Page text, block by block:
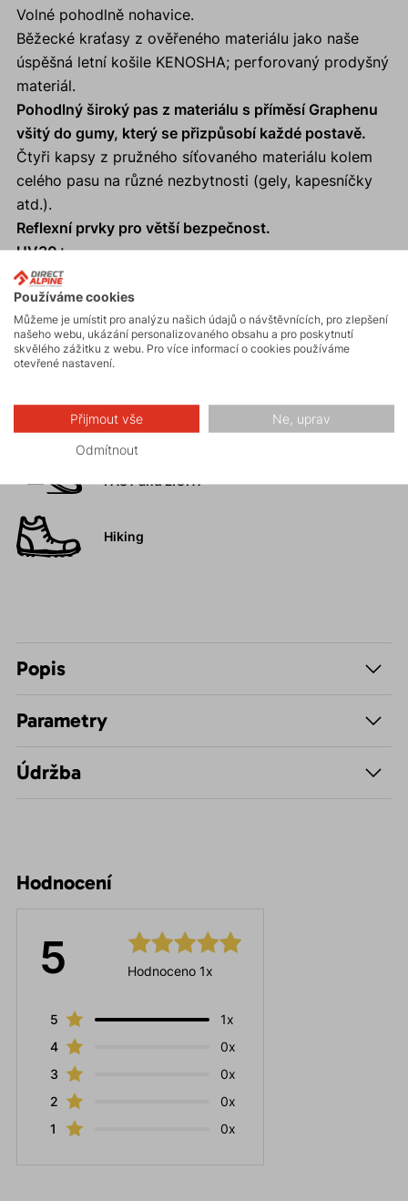
Volné pohodlně nohavice.
Běžecké kraťasy z ověřeného materiálu jako naše
úspěšná letní košile KENOSHA; perforovaný prodyšný
materiál.
Pohodlný široký pas z materiálu s příměsí Graphenu
všitý do gumy, který se přizpůsobí každé postavě.
Čtyři kapsy z pružného síťovaného materiálu kolem
celého pasu na různé nezbytnosti (gely, kapesníčky
atd.).
Reflexní prvky pro větší bezpečnost.
UV30+.
Aktivity
Turistika
FAST and LIGHT
Hiking
Popis
Parametry
Údržba
Hodnocení
5 Hodnoceno 1x
5
1x
4
0x
3
0x
2
0x
1
0x
Používáme cookies
Můžeme je umístit pro analýzu našich údajů o návštěvnících, pro zlepšení
našeho webu, ukázání personalizovaného obsahu a pro poskytnutí
skvělého zážitku z webu. Pro více informací o cookies používáme
otevřené nastavení.
Přijmout vše Ne, uprav
Odmítnout